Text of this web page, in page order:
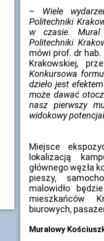
– Wiele
Politechniki
w czasie. Mural
Politechniki
mówi prof. dr
Krakowskiej,
Konkursowa
dzieło jest
może dawać
nasz pierwszy
widokowy
Miejsce
lokalizacją
głównego węzła
pieszy,
malowidło
mieszkańców
biurowych,
Muralowy